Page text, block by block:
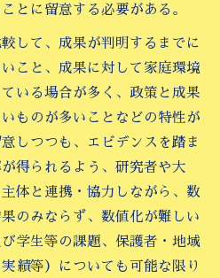
とに留意する必要がある。
して、成果が判明するまでに
こと、成果に対して家庭環境
いる場合が多く、政策と成果
ものが多いことなどの特性が
しつつも、エビデンスを踏ま
得られるよう、研究者や大
体と連携・協力しながら、数
のみならず、数値化が難しい
学生等の課題、保護者・地域
績等）についても可能な限り